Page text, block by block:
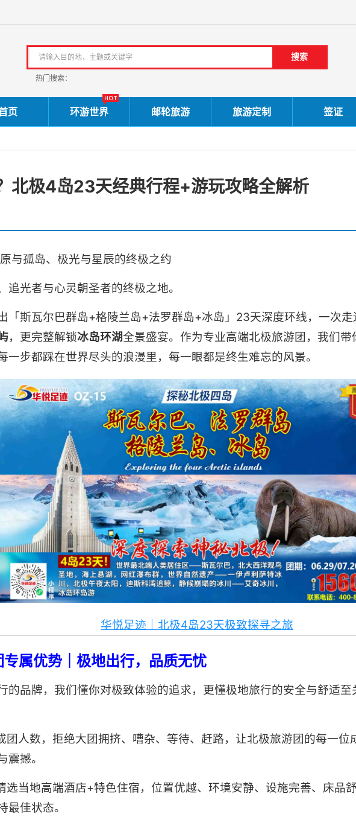
热门搜索：
页 环游世界 邮轮旅游 旅游定制 签证
北极4岛23天经典行程+游玩攻略全解析
与孤岛、极光与星辰的终极之约
光者与心灵朝圣者的终极之地。
「斯瓦尔巴群岛+格陵兰岛+法罗群岛+冰岛」23天深度环线，一次走
，更完整解锁冰岛环湖全景盛宴。作为专业高端北极旅游团，我们
一步都踩在世界尽头的浪漫里，每一眼都是终生难忘的风景。
华悦足迹｜北极4岛23天极致探寻之旅
属优势｜极地出行，品质无忧
的品牌，我们懂你对极致体验的追求，更懂极地旅行的安全与舒适
团人数，拒绝大团拥挤、嘈杂、等待、赶路，让北极旅游团的每一
震撼。
选当地高端酒店+特色住宿，位置优越、环境安静、设施完善、床品
佳状态。